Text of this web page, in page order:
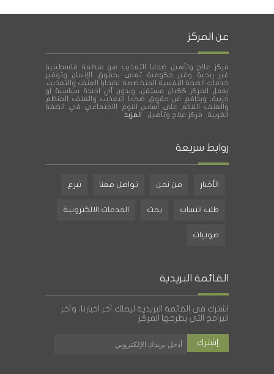
عن المركز
مركز علاج وتأهيل ضحايا التعذيب هو منظمة فلسطينية
غير ربحية وغير حكومية تعنى بحقوق الإنسان وتوفير
خدمات الصحة النفسية المتخصصة لضحايا العنف والتعذيب.
يعمل المركز ككيان مستقل، وبدون أي اجندة سياسية او
حزبية، ويدافع عن حقوق ضحايا التعذيب والعنف المنظم
والعنف القائم على أساس النوع الاجتماعي في الضفة
الغربية . مركز علاج وتأهيل
المزيد
روابط سريعة
الأخبار من نحن تواصل معنا تبرع
طلب انتساب بحث الخدمات الالكترونية
صوتيات
القائمة البريدية
اشترك فى القائمة البريدية ليصلك آخر اخبارنا، وآخر
البرامج التي يطرحها المركز